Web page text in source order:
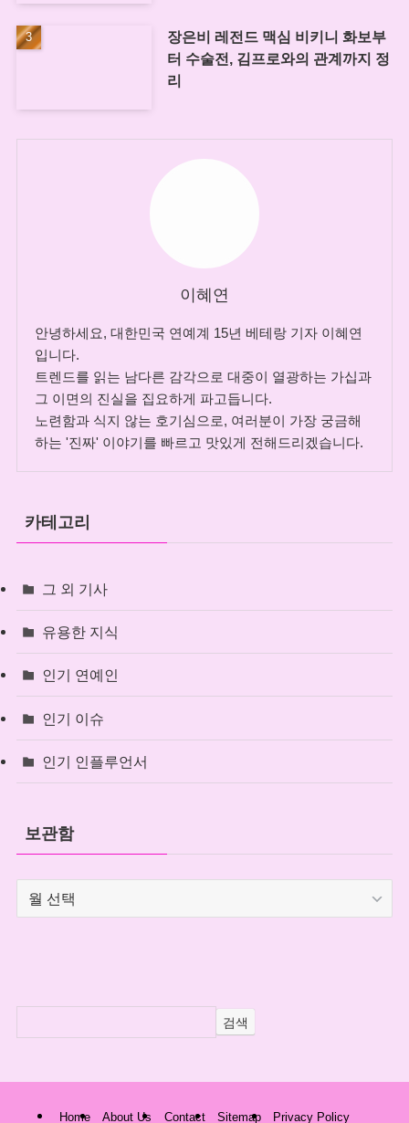
장은비 레전드 맥심 비키니 화보부
터 수술전, 김프로와의 관계까지 정
리
이혜연
안녕하세요, 대한민국 연예계 15년 베테랑 기자 이혜연
입니다.
트렌드를 읽는 남다른 감각으로 대중이 열광하는 가십과
그 이면의 진실을 집요하게 파고듭니다.
노련함과 식지 않는 호기심으로, 여러분이 가장 궁금해
하는 '진짜' 이야기를 빠르고 맛있게 전해드리겠습니다.
카테고리
그 외 기사
유용한 지식
인기 연예인
인기 이슈
인기 인플루언서
보관함
검색
Home About Us Contact Sitemap Privacy Policy